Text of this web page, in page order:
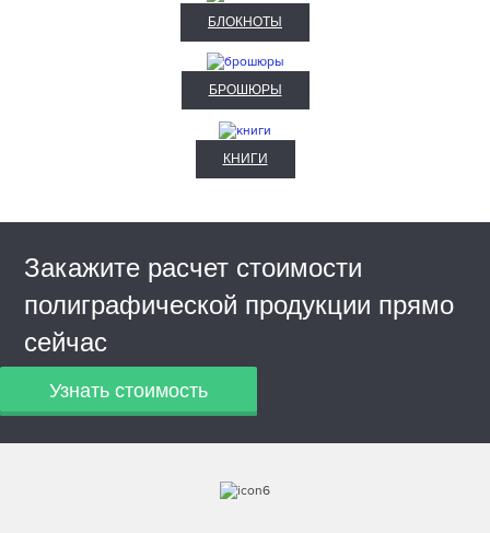
БЛОКНОТЫ
БРОШЮРЫ
КНИГИ
Закажите расчет стоимости
полиграфической продукции прямо
сейчас
Узнать стоимость